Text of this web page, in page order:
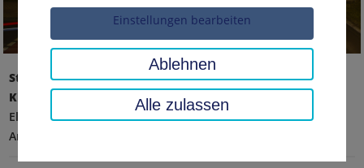
Startseite
Umwelt, Technik, Klimaschutz
Klimaschutz und Mobilität
Nachhaltige Mobilität
Elektromobilität und Ladeinfrastruktur für die
Antriebswende
Einstellungen bearbeiten
Ablehnen
Alle zulassen